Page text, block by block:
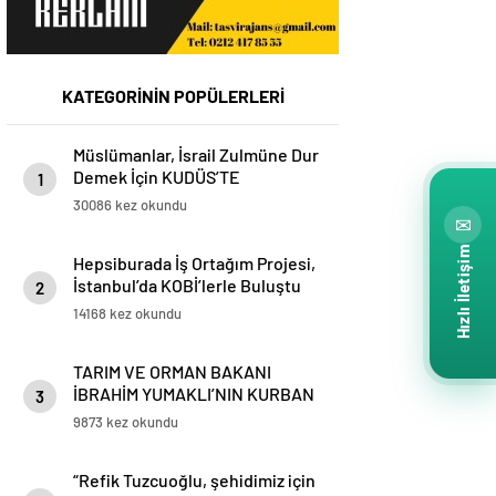
KATEGORİNİN POPÜLERLERİ
1
Müslümanlar, İsrail Zulmüne Dur
Demek İçin KUDÜS’TE
BULUŞMAK ÜZERE ahitleşiyor…
30086 kez okundu
2
Hepsiburada İş Ortağım Projesi,
İstanbul’da KOBİ’lerle Buluştu
14168 kez okundu
3
TARIM VE ORMAN BAKANI
İBRAHİM YUMAKLI’NIN KURBAN
BAYRAMI MESAJI
9873 kez okundu
“Refik Tuzcuoğlu, şehidimiz için
✉
Hızlı İletişim